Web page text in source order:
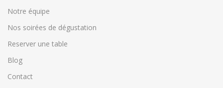
Notre équipe
Nos soirées de dégustation
Reserver une table
Blog
Contact